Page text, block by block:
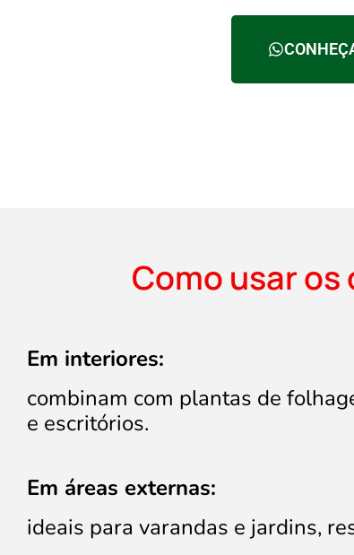
Como usar
Em interiores:
combinam com plantas de
e escritórios.
Em áreas externas:
ideais para varandas e jardins,